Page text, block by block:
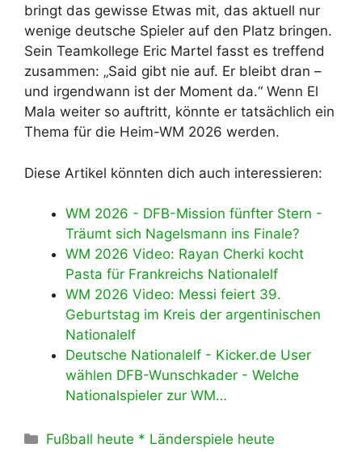
bringt das gewisse Etwas mit, das aktuell nur
wenige deutsche Spieler auf den Platz bringen.
Sein Teamkollege Eric Martel fasst es treffend
zusammen: „Said gibt nie auf. Er bleibt dran –
und irgendwann ist der Moment da.“ Wenn El
Mala weiter so auftritt, könnte er tatsächlich ein
Thema für die Heim-WM 2026 werden.
Diese Artikel könnten dich auch interessieren:
WM 2026 - DFB-Mission fünfter Stern -
Träumt sich Nagelsmann ins Finale?
WM 2026 Video: Rayan Cherki kocht
Pasta für Frankreichs Nationalelf
WM 2026 Video: Messi feiert 39.
Geburtstag im Kreis der argentinischen
Nationalelf
Deutsche Nationalelf - Kicker.de User
wählen DFB-Wunschkader - Welche
Nationalspieler zur WM…
Kategorien
Fußball heute * Länderspiele heute